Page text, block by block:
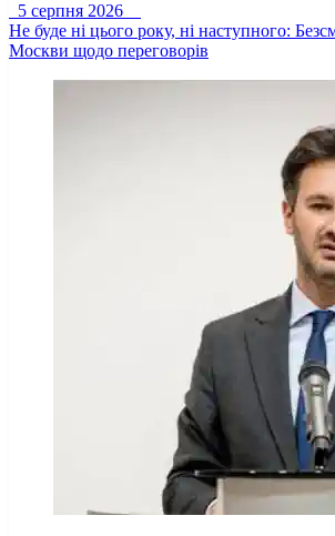
5 серпня 2026
Не буде ні цього року, ні наступного:
Москви щодо переговорів